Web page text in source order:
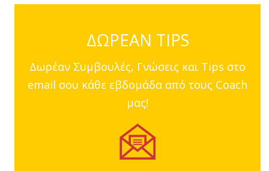
ΔΩΡΕΑΝ TIPS
Δωρέαν Συμβουλές, Γνώσεις και Tips στο
email σου κάθε εβδομάδα από τους Coach
μας!